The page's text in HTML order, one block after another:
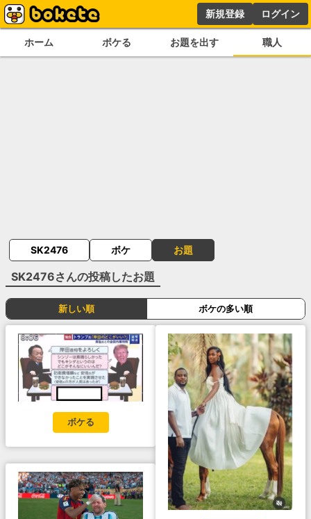
新規登録 ログイン
ホーム ボケる お題を出す 職人
SK2476 ボケ お題
SK2476さんの投稿したお題
新しい順 ボケの多い順
ボケる